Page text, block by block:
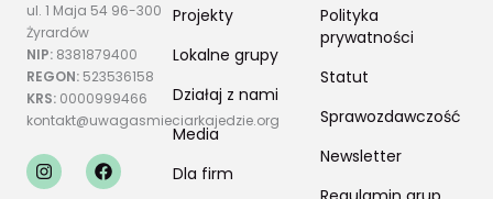
ul. 1 Maja 54 96-300
Żyrardów
NIP: 8381879400
REGON: 523536158
KRS: 0000999466
kontakt@uwagasmieciarkajedzie.org
I
n
F
a
L
i
Projekty
Lokalne grupy
Działaj z nami
Media
Dla firm
Polityka
prywatności
Statut
Sprawozdawczość
Newsletter